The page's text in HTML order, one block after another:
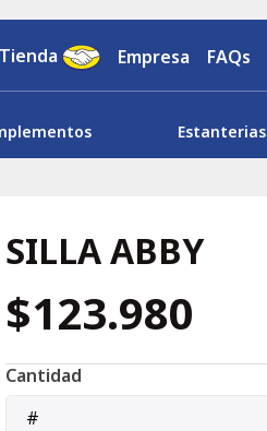
Tienda Empresa FAQs
Estanterias
SILLA ABBY
$123.980
Cantidad
#